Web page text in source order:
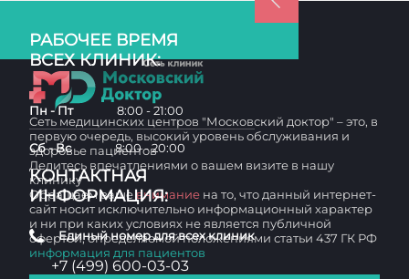
РАБОЧЕЕ ВРЕМЯ
ВСЕХ КЛИНИК:
Пн - Пт 8:00 - 21:00
Сб - Вс 8:00 - 20:00
КОНТАКТНАЯ
ИНФОРМАЦИЯ:
Единый номер для всех клиник
+7 (499) 600-03-03
Сеть медицинских центров "Московский доктор" – это, в
первую очередь, высокий уровень обслуживания и
здоровье пациентов
Делитесь впечатлениями о вашем визите в нашу
клинику
Обращаем вашевнимание на то, что данный интернет-
сайт носит исключительно информационный характер
и ни при каких условиях не является публичной
офертой, определяемой положениями статьи 437 ГК РФ
информация для пациентов